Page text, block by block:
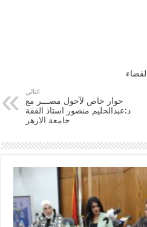
التالي
حوار خاص لآحول مصـــر مع
د:عبدالحليم منصور استاذ الفقة
جامعة الازهر